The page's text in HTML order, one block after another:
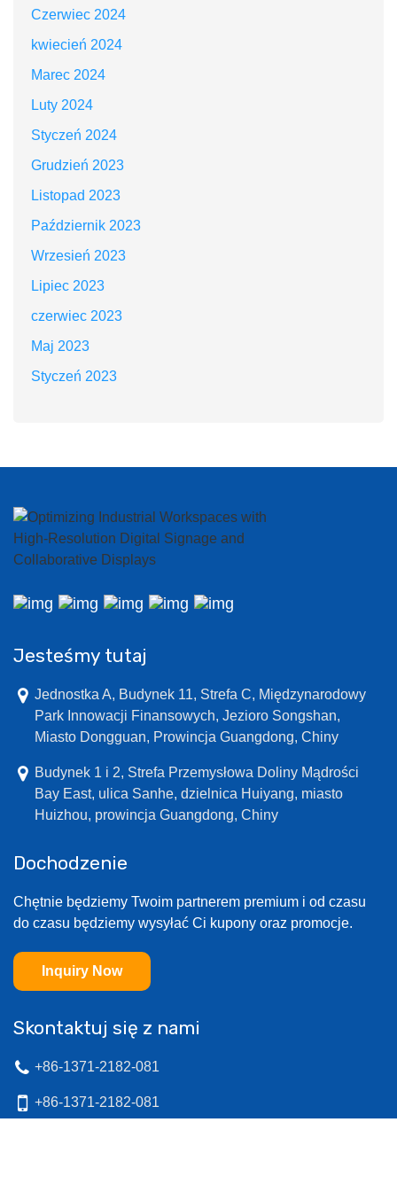
Czerwiec 2024
kwiecień 2024
Marec 2024
Luty 2024
Styczeń 2024
Grudzień 2023
Listopad 2023
Październik 2023
Wrzesień 2023
Lipiec 2023
czerwiec 2023
Maj 2023
Styczeń 2023
Jesteśmy tutaj
Jednostka A, Budynek 11, Strefa C, Międzynarodowy
Park Innowacji Finansowych, Jezioro Songshan,
Miasto Dongguan, Prowincja Guangdong, Chiny
Budynek 1 i 2, Strefa Przemysłowa Doliny Mądrości
Bay East, ulica Sanhe, dzielnica Huiyang, miasto
Huizhou, prowincja Guangdong, Chiny
Dochodzenie
Chętnie będziemy Twoim partnerem premium i od czasu
do czasu będziemy wysyłać Ci kupony oraz promocje.
Inquiry Now
Skontaktuj się z nami
+86-1371-2182-081
+86-1371-2182-081